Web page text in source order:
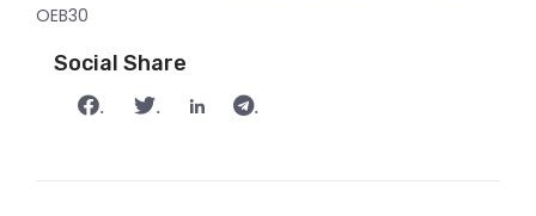
OEB30
Social Share
.